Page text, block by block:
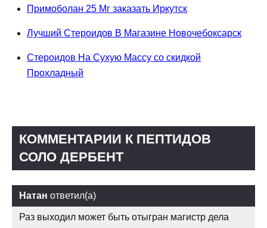
Примоболан 25 Мг заказать Иркутск
Лучший Стероидов В Магазине Новочебоксарск
Стероидов На Сухую Массу со скидкой
Прохладный
КОММЕНТАРИИ К ПЕПТИДОВ
СОЛО ДЕРБЕНТ
Натан ответил(а)
Раз выходил может быть отыгран магистр дела